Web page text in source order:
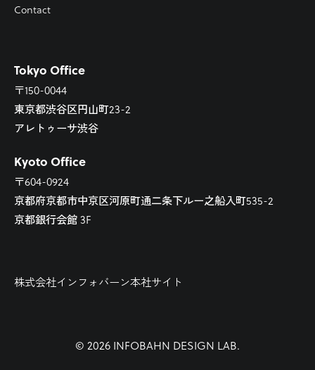
Contact
Tokyo Office
〒150-0044
東京都渋谷区円山町23-2
アレトゥーサ渋谷
Kyoto Office
〒604-0924
京都府京都市中京区河原町通二条下ルー之船入町535-2
京都銀行会館 3F
株式会社インフォバーン本社サイト
© 2026 INFOBAHN DESIGN LAB.